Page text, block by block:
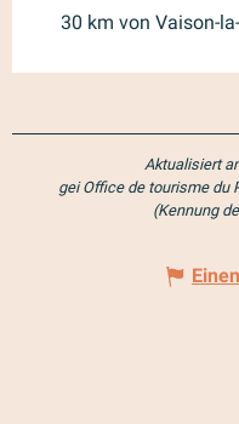
30 km von Vaison-
Aktualisiert
gei Office de tourisme du
(Kennung